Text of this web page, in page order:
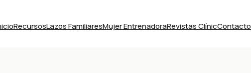
RecursosLazos FamiliaresMujer EntrenadoraRevistas ClínicContacto